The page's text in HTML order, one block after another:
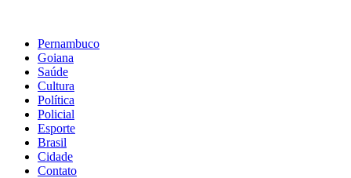
Pernambuco
Goiana
Saúde
Cultura
Política
Policial
Esporte
Brasil
Cidade
Contato